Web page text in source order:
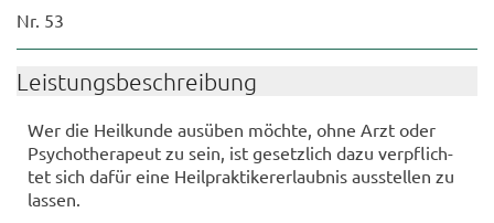
Nr. 53
Leis­tungs­be­schrei­bung
Wer die Heil­kun­de aus­üben möch­te, ohne Arzt oder
Psy­cho­the­ra­peut zu sein, ist ge­setz­lich dazu ver­pflich­
tet sich dafür eine Heil­prak­ti­ker­er­laub­nis aus­stel­len zu
las­sen.